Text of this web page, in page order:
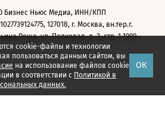
cookie-файлы и технологии
пользоваться данным сайтом, вы
на использование файлов cookie
в соответствии с Политикой в
данных.
ОК
Бизнес Ньюс Медиа, ИНН/КПП
127018, г. Москва, вн.тер.г.
Роща, ул. Полковая, д. 3, стр. 1 1999—